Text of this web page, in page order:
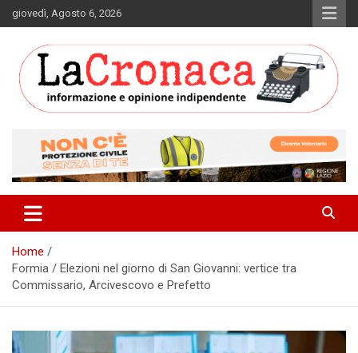
Skip
to
giovedì, Agosto 6, 2026
La Cronaca Quotidiano
Home
Formia / Elezioni nel giorno di San Giovanni: vertice tra
Commissario, Arcivescovo e Prefetto